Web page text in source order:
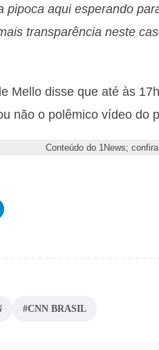
pipoca aqui esperando
transparência neste
Mello disse que até às
não o polêmico vídeo do
Conteúdo do 1News;
#CNN BRASIL